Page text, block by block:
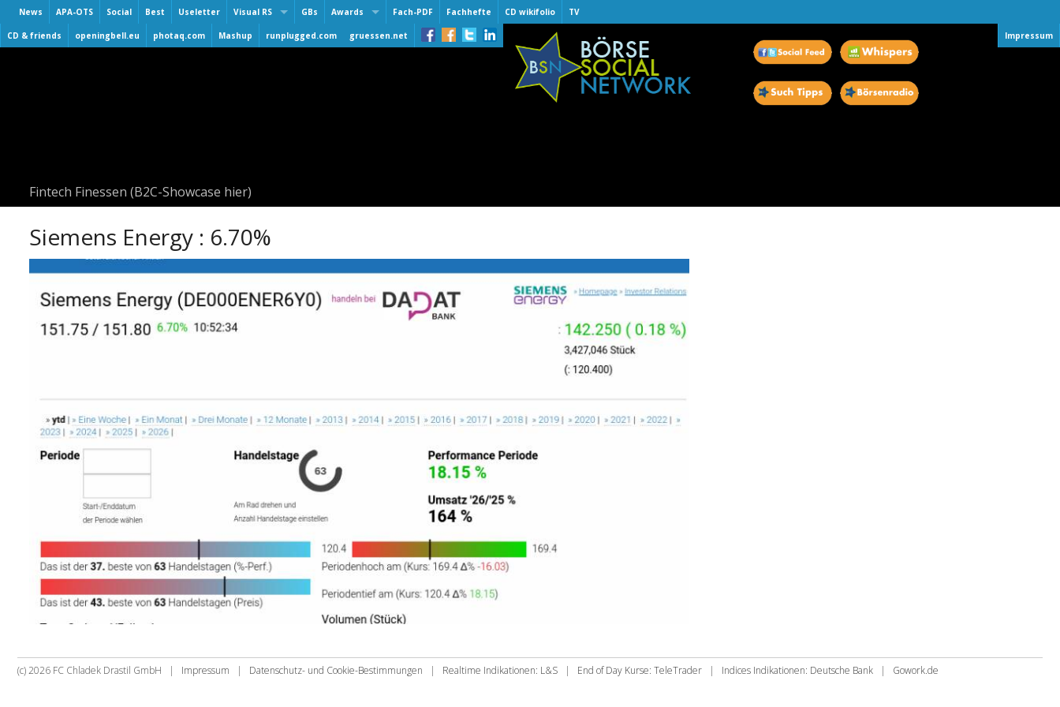
News APA-OTS Social Best Useletter Visual RS
Virtuelle Finanzmarktmesse
S Immo
GBs Awards
Smeil Award
Fach-PDF Fachhefte CD wikifolio TV
CD & friends openingbell.eu photaq.com Mashup runplugged.com gruessen.net Impressum
Fintech Finessen (B2C-Showcase hier)
Siemens Energy : 6.70%
(c) 2026 FC Chladek Drastil GmbH | Impressum | Datenschutz- und Cookie-Bestimmungen | Realtime Indikationen: L&S | End of Day Kurse: TeleTrader | Indices Indikationen: Deutsche Bank | Gowork.de